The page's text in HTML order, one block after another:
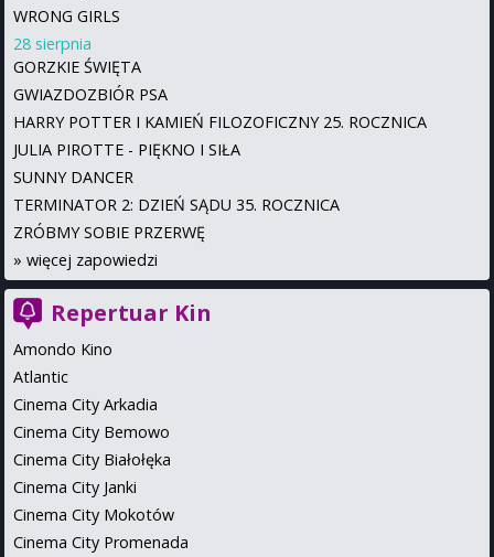
WRONG GIRLS
28 sierpnia
GORZKIE ŚWIĘTA
GWIAZDOZBIÓR PSA
HARRY POTTER I KAMIEŃ FILOZOFICZNY 25. ROCZNICA
JULIA PIROTTE - PIĘKNO I SIŁA
SUNNY DANCER
TERMINATOR 2: DZIEŃ SĄDU 35. ROCZNICA
ZRÓBMY SOBIE PRZERWĘ
» więcej zapowiedzi
Repertuar Kin
Amondo Kino
Atlantic
Cinema City Arkadia
Cinema City Bemowo
Cinema City Białołęka
Cinema City Janki
Cinema City Mokotów
Cinema City Promenada